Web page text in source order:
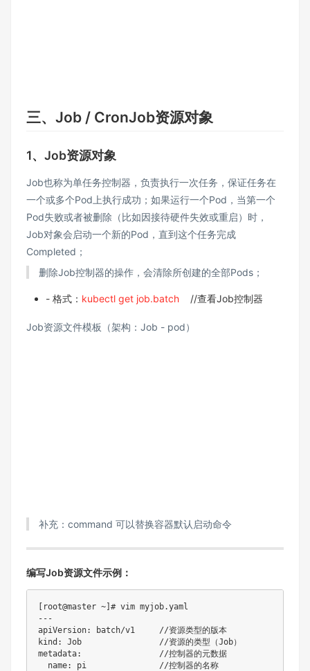
三、Job / CronJob资源对象
1、Job资源对象
Job也称为单任务控制器，负责执行一次任务，保证任务在
一个或多个Pod上执行成功；如果运行一个Pod，当第一个
Pod失败或者被删除（比如因接待硬件失效或重启）时，
Job对象会启动一个新的Pod，直到这个任务完成
Completed；
删除Job控制器的操作，会清除所创建的全部Pods；
- 格式： kubectl get job.batch //查看Job控制器
Job资源文件模板（架构：Job - pod）
补充：command 可以替换容器默认启动命令
编写Job资源文件示例：
[root@master ~]# vim myjob.yaml
---
apiVersion: batch/v1     //资源类型的版本
kind: Job                //资源的类型（Job）
metadata:                //控制器的元数据
name: pi               //控制器的名称